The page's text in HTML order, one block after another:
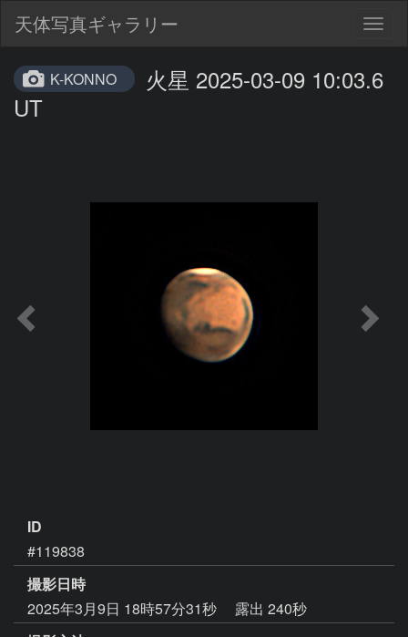
天体写真ギャラリー
K-KONNO
火星 2025-03-09 10:03.6
UT
ID
#119838
撮影日時
2025年3月9日 18時57分31秒
露出 240秒